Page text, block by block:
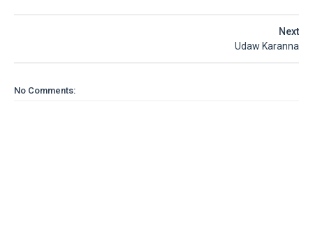
Next
Udaw Karanna
No Comments: